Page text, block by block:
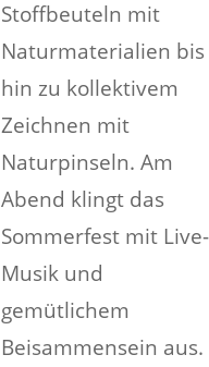
Stoffbeuteln mit
Naturmaterialien bis
hin zu kollektivem
Zeichnen mit
Naturpinseln. Am
Abend klingt das
Sommerfest mit Live-
Musik und
gemütlichem
Beisammensein aus.